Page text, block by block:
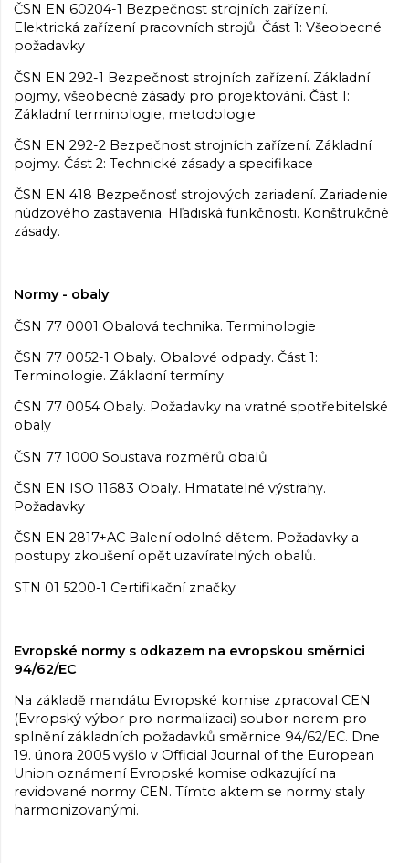
ČSN EN 60204-1 Bezpečnost strojních zařízení.
Elektrická zařízení pracovních strojů. Část 1: Všeobecné
požadavky
ČSN EN 292-1 Bezpečnost strojních zařízení. Základní
pojmy, všeobecné zásady pro projektování. Část 1:
Základní terminologie, metodologie
ČSN EN 292-2 Bezpečnost strojních zařízení. Základní
pojmy. Část 2: Technické zásady a specifikace
ČSN EN 418 Bezpečnosť strojových zariadení. Zariadenie
núdzového zastavenia. Hľadiská funkčnosti. Konštrukčné
zásady.
Normy - obaly
ČSN 77 0001 Obalová technika. Terminologie
ČSN 77 0052-1 Obaly. Obalové odpady. Část 1:
Terminologie. Základní termíny
ČSN 77 0054 Obaly. Požadavky na vratné spotřebitelské
obaly
ČSN 77 1000 Soustava rozměrů obalů
ČSN EN ISO 11683 Obaly. Hmatatelné výstrahy.
Požadavky
ČSN EN 2817+AC Balení odolné dětem. Požadavky a
postupy zkoušení opět uzavíratelných obalů.
STN 01 5200-1 Certifikační značky
Evropské normy s odkazem na evropskou směrnici
94/62/EC
Na základě mandátu Evropské komise zpracoval CEN
(Evropský výbor pro normalizaci) soubor norem pro
splnění základních požadavků směrnice 94/62/EC. Dne
19. února 2005 vyšlo v Official Journal of the European
Union oznámení Evropské komise odkazující na
revidované normy CEN. Tímto aktem se normy staly
harmonizovanými.